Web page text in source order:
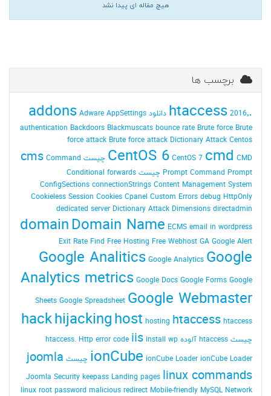
هیچ مقاله ای پیدا نشد
برچسب ها
.htaccess2016٬ دانلود addons Adware AppSettings
authentication Backdoors Blackmuscats bounce rate Brute force Brute
force attack Brute force attack Dictionary Attack Centos
CentOS 6 CentOS 7 cmd CMD چیست cms Command
Prompt Command Prompt چیست
Conditional forwards
ConfigSections connectionStrings Content Management System
Cookieless Session Cookies Cpanel Custom Errors debug HttpOnly
dedicated server Dictionary Attack Dimensions directadmin
domain Domain Name ECMS email in wordpress
Exit Rate Find Free Hosting Free Webhost GA Google Alert
Google Analitics Google Analytics Google
Analytics metrics Google Docs Google Forms Google
Sheets Google Spreadsheet Google Webmaster
hackhijackinghost hosting htaccess htaccess
چیست htaccess آلوده htaccess. Http error code iis install wp
ionCube ionCube Loader ionCube Loader چیست joomla
Joomla Security keepass Landing pages linux commands
linux root password malicious redirect Mobile-friendly MySQL Network